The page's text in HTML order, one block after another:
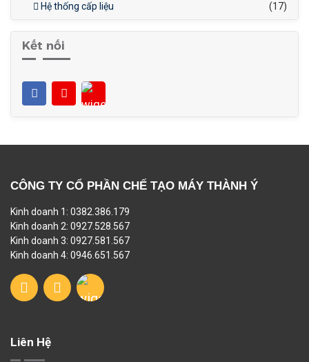
Hệ thống cấp liệu (17)
Kết nối
CÔNG TY CỔ PHẦN CHẾ TẠO MÁY THÀNH Ý
Kinh doanh 1: 0382.386.179
Kinh doanh 2: 0927.528.567
Kinh doanh 3: 0927.581.567
Kinh doanh 4: 0946.651.567
Liên Hệ